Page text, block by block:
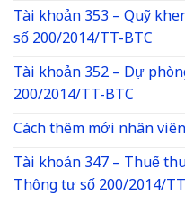
Tài khoản 353 – Quỹ
số 200/2014/TT-BTC
Tài khoản 352 – Dự
200/2014/TT-BTC
Cách thêm mới nhân
Tài khoản 347 – Thuế
Thông tư số 200/2014/